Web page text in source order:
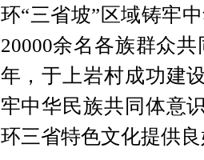
环“三省坡”区域铸牢
20000余名各族群众
年，于上岩村成功建
牢中华民族共同体意
环三省特色文化提供